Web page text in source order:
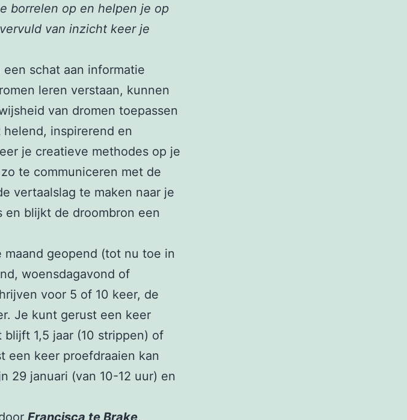
borrelen op en helpen je op
van inzicht keer je
schat aan informatie
leren verstaan, kunnen
van dromen toepassen
inspirerend en
je creatieve methodes op je
te communiceren met de
vertaalslag te maken naar je
en blijkt de droombron een
geopend (tot nu toe in
woensdagavond of
voor 5 of 10 keer, de
Je kunt gerust een keer
1,5 jaar (10 strippen) of
een keer proefdraaien kan
29 januari (van 10-12 uur) en
Francisca te Brake,